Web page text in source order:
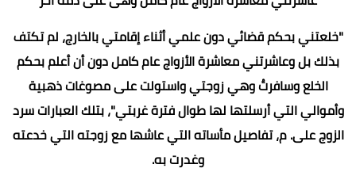
"خلعتني بحكم قضائي دون علمي أثناء إقامتي بالخارج، لم تكتف
بذلك بل وعاشرتني معاشرة الأزواج عام كامل دون أن أعلم بحكم
الخلع وسافرتُ وهي زوجتي واستولت على مصوغات ذهبية
وأموالي التي أرسلتها لها طوال فترة غربتي"، بتلك العبارات سرد
الزوج على. م، تفاصيل مأساته التي عاشها مع زوجته التي خدعته
وغدرت به.